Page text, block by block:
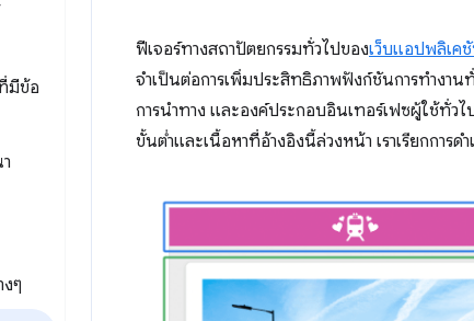
มีข้อ
ๆ
ฟีเจอร์ทางสถาปัตยกรรมทั่วไปของเว็บแอปพลิเค
จำเป็นต่อการเพิ่มประสิทธิภาพฟังก์ชันการทำงา
การนำทาง และองค์ประกอบอินเทอร์เฟซผู้ใช้ทั่ว
ขั้นต่ำและเนื้อหาที่อ้างอิงนี้ล่วงหน้า เราเรียกการดำ